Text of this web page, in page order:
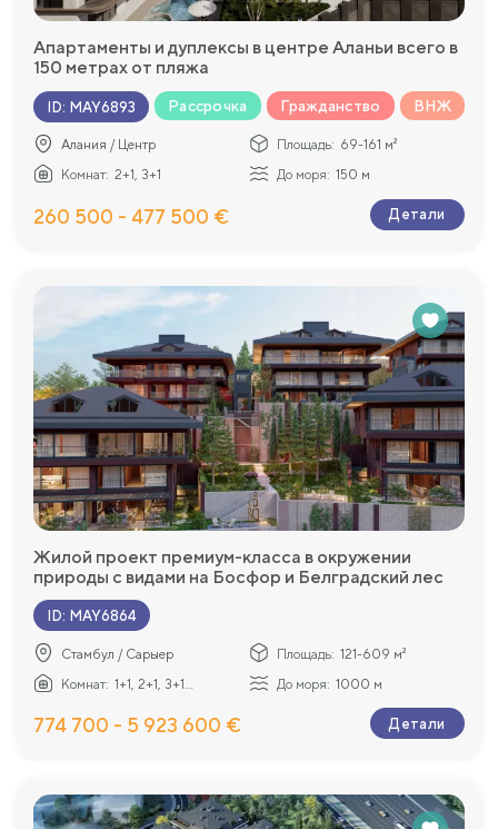
Апартаменты и дуплексы в центре Аланьи всего в
150 метрах от пляжа
ID: MAY6893 Рассрочка Гражданство ВНЖ
Алания / Центр Площадь: 69-161 м²
Комнат: 2+1, 3+1 До моря: 150 м
260 500 - 477 500 € Детали
Жилой проект премиум-класса в окружении
природы с видами на Босфор и Белградский лес
ID: MAY6864
Стамбул / Сарыер Площадь: 121-609 м²
Комнат: 1+1, 2+1, 3+1... До моря: 1000 м
774 700 - 5 923 600 € Детали